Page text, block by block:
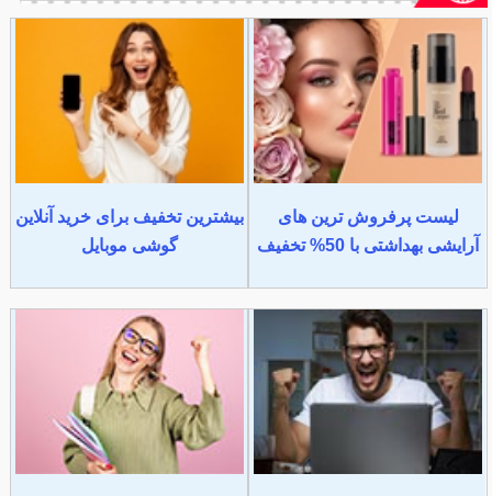
لیست پرفروش ترین های
آرایشی بهداشتی با 50% تخفیف
بیشترین تخفیف برای خرید آنلاین
گوشی موبایل